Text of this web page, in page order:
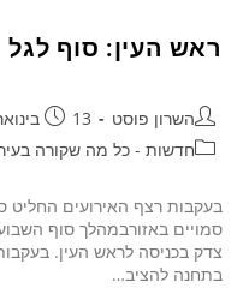
ראש העין: סוף
השרון פוסט
13 בינואר 2014
חדשות - כל מה שקורה בעיר -
בעקבות רצף האירועים החליט
סמויים באזורבמהלך סוף
צדק בכניסה לראש העין.
בתחנה להציב…